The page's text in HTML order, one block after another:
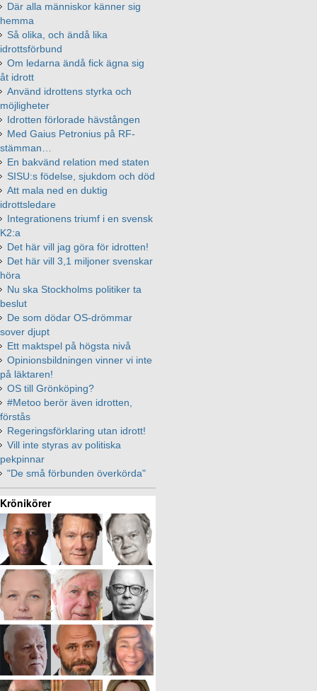
Där alla människor känner sig
hemma
Så olika, och ändå lika
idrottsförbund
Om ledarna ändå fick ägna sig
åt idrott
Använd idrottens styrka och
möjligheter
Idrotten förlorade hävstången
Med Gaius Petronius på RF-
stämman…
En bakvänd relation med staten
SISU:s födelse, sjukdom och död
Att mala ned en duktig
idrottsledare
Integrationens triumf i en svensk
K2:a
Det här vill jag göra för idrotten!
Det här vill 3,1 miljoner svenskar
höra
Nu ska Stockholms politiker ta
beslut
De som dödar OS-drömmar
sover djupt
Ett maktspel på högsta nivå
Opinionsbildningen vinner vi inte
på läktaren!
OS till Grönköping?
#Metoo berör även idrotten,
förstås
Regeringsförklaring utan idrott!
Vill inte styras av politiska
pekpinnar
"De små förbunden överkörda"
Krönikörer